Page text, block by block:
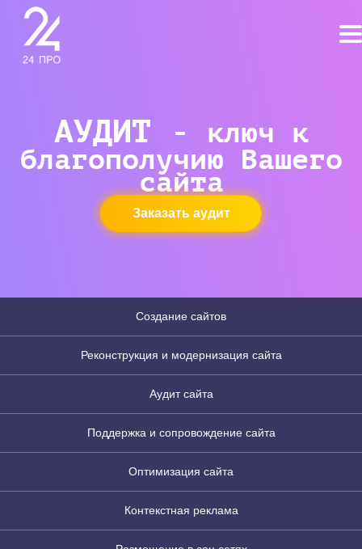
АУДИТ -
ключ к
благополучию Вашего
сайта
Заказать аудит
Создание сайтов
Реконструкция и модернизация сайта
Аудит сайта
Поддержка и сопровождение сайта
Оптимизация сайта
Контекстная реклама